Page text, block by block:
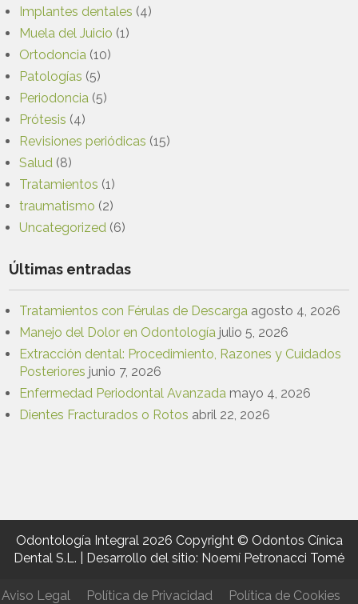
Implantes dentales (4)
Muela del Juicio (1)
Ortodoncia (10)
Patologías (5)
Periodoncia (5)
Prótesis (4)
Revisiones periódicas (15)
Salud (8)
Tratamientos (1)
traumatismo (2)
Uncategorized (6)
Últimas entradas
Tratamientos con Férulas de Descarga agosto 4, 2026
Manejo del Dolor en Odontología julio 5, 2026
Extracción dental: Procedimiento, Razones y Cuidados
Posteriores junio 7, 2026
Enfermedad Periodontal Avanzada mayo 4, 2026
Dientes Fracturados o Rotos abril 22, 2026
Odontología Integral 2026 Copyright © Odontos Cínica
Dental S.L. | Desarrollo del sitio: Noemí Petronacci Tomé
Aviso Legal Política de Privacidad Política de Cookies